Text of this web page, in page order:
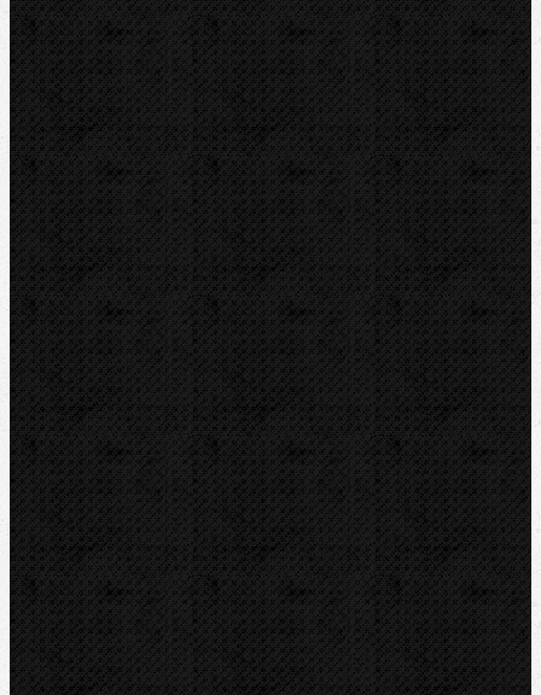
ROTHENBERGER
REMS
VIRAX
LEISTER
CBC
KEMPER
Guilbert EXPRESS
ZENTEN
DYTRON